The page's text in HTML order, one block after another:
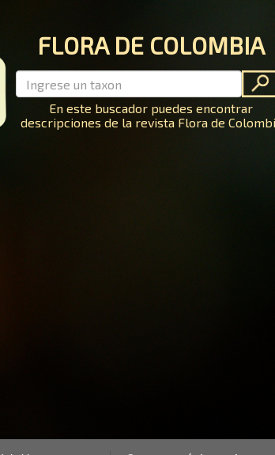
FLORA DE COLOMBIA
En este buscador puedes encontrar
descripciones de la revista Flora de